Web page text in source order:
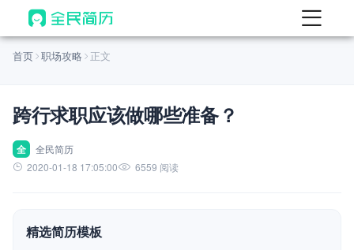
首页
AI 生成简历
AI 优化简历
AI 翻译简历
AI 模拟面试
首页 职场攻略 正文
跨行求职应该做哪些准备？
全
全民简历
2020-01-18 17:05:00
6559 阅读
精选简历模板